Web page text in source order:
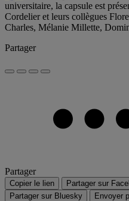
universitaire, la capsule est
Cordelier et leurs collègues
Charles, Mélanie Millette,
Partager
Partager
Copier le lien Partager sur
Partager sur Bluesky
Envoyer